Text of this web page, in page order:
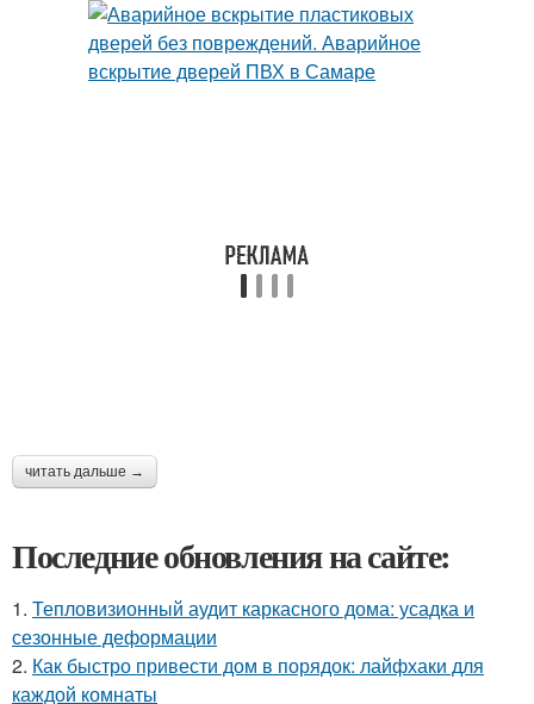
читать дальше →
Последние обновления на сайте:
1. Тепловизионный аудит каркасного дома: усадка и
сезонные деформации
2. Как быстро привести дом в порядок: лайфхаки для
каждой комнаты